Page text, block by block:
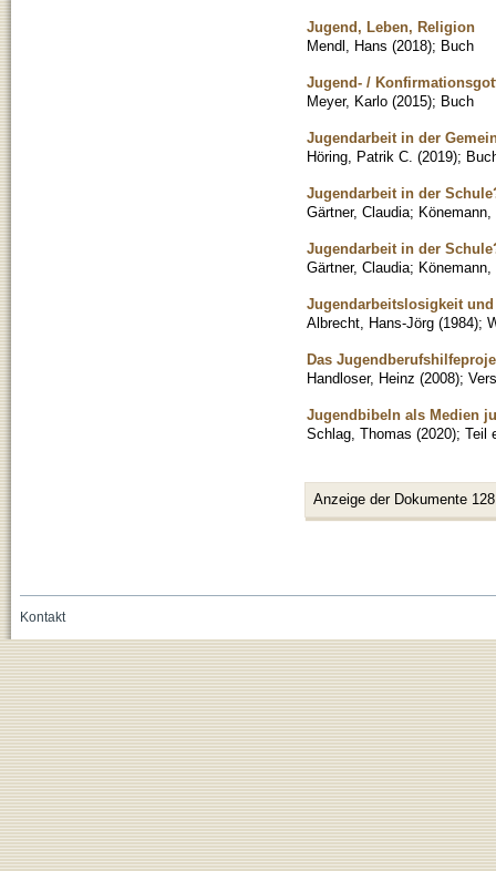
Jugend, Leben, Religion
Mendl, Hans (2018); Buch
Jugend- /
Meyer, Karlo (2015); Buch
Jugendarbeit in der
Höring, Patrik C. (2019);
Jugendarbeit in der
Gärtner, Claudia; Könemann,
Jugendarbeit in der
Gärtner, Claudia; Könemann,
Jugendarbeitslosigkeit
Albrecht, Hans-Jörg (1984);
Das
Handloser, Heinz (2008);
Jugendbibeln als Medien
Schlag, Thomas (2020); Teil
Anzeige der Dokumente
Kontakt